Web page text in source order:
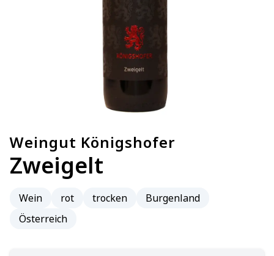
Weingut Königshofer
Zweigelt
Wein rot trocken
Burgenland
Österreich